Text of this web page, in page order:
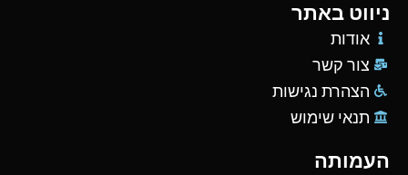
ניווט באתר
אודות
צור קשר
הצהרת נגישות
תנאי שימוש
העמותה